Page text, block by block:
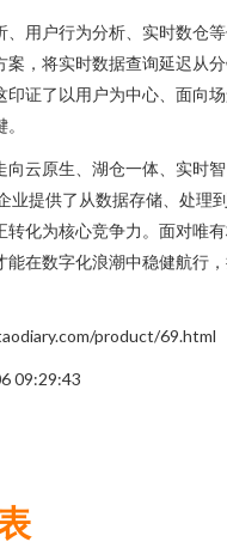
用户行为分析、实时数仓
，将实时数据查询延迟从
证了以用户为中心、面向
云原生、湖仓一体、实时智
业提供了从数据存储、处理
化为核心竞争力。面对唯
在数字化浪潮中稳健航行
product/69.html
09:29:43